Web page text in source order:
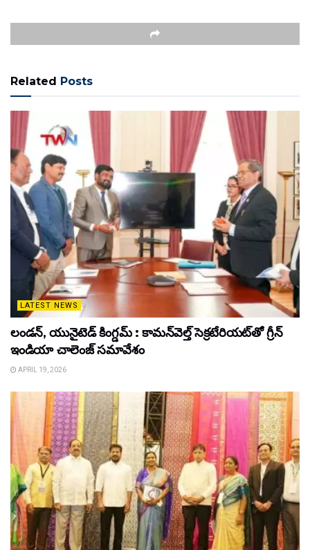
Related Posts
LATEST NEWS
లండన్, యునైటెడ్ కింగ్డమ్ : కామన్‌వెల్త్ సెక్రటేరియట్‌తో గ్రీన్
ఇండియా చాలెంజ్ సమావేశం
APRIL 19, 2026